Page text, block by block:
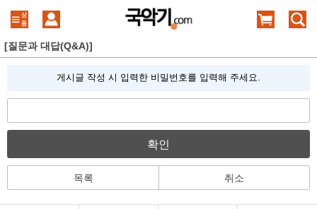
[질문과 대답(Q&A)]
게시글 작성 시 입력한 비밀번호를 입력해 주세요.
확인
목록 취소